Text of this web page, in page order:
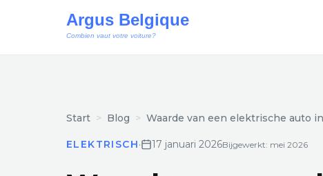
Start Blog Waarde van een elektrische auto
ELEKTRISCH· 17 januari 2026Bijgewerkt: mei 2026